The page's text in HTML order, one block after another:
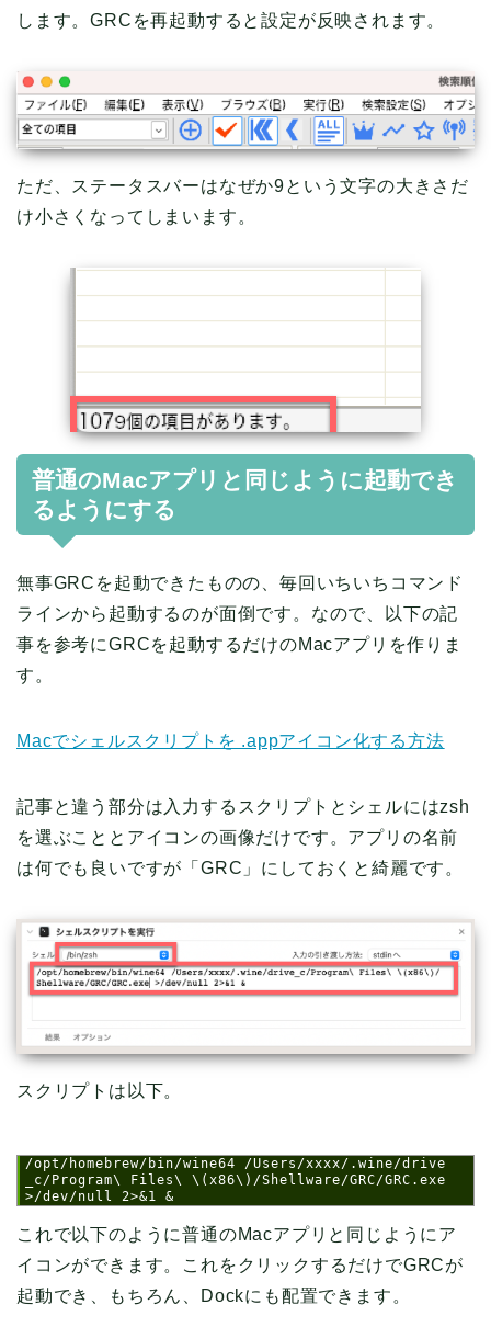
します。GRCを再起動すると設定が反映されます。
ただ、ステータスバーはなぜか9という文字の大きさだ
け小さくなってしまいます。
普通のMacアプリと同じように起動でき
るようにする
無事GRCを起動できたものの、毎回いちいちコマンド
ラインから起動するのが面倒です。なので、以下の記
事を参考にGRCを起動するだけのMacアプリを作りま
す。
Macでシェルスクリプトを .appアイコン化する方法
記事と違う部分は入力するスクリプトとシェルにはzsh
を選ぶこととアイコンの画像だけです。アプリの名前
は何でも良いですが「GRC」にしておくと綺麗です。
スクリプトは以下。
/opt/homebrew/bin/wine64 /Users/xxxx/.wine/drive
_c/Program\ Files\ \(x86\)/Shellware/GRC/GRC.exe
>/dev/null 2>&1 &
これで以下のように普通のMacアプリと同じようにア
イコンができます。これをクリックするだけでGRCが
起動でき、もちろん、Dockにも配置できます。